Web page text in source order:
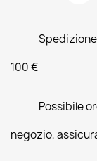
100 €
Possibile
negozio,